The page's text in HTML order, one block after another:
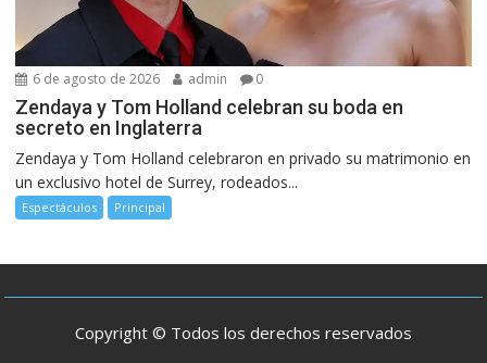
6 de agosto de 2026 admin 0
Zendaya y Tom Holland celebran su boda en
secreto en Inglaterra
Zendaya y Tom Holland celebraron en privado su matrimonio en
un exclusivo hotel de Surrey, rodeados...
Espectáculos Principal
Copyright © Todos los derechos reservados